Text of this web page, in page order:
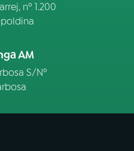
nº 1.200
AM
S/Nº